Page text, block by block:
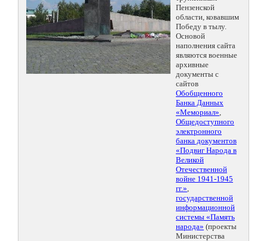
Пензенской
области, ковавшим
Победу в тылу.
Основой
наполнения сайта
являются военные
архивные
документы с
сайтов
Обобщенного
Банка Данных
«Мемориал»,
Общедоступного
электронного
банка документов
«Подвиг Народа в
Великой
Отечественной
войне 1941-1945
гг.»,
государственной
информационной
системы «Память
народа» (проекты
Министерства